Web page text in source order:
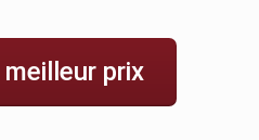
prix